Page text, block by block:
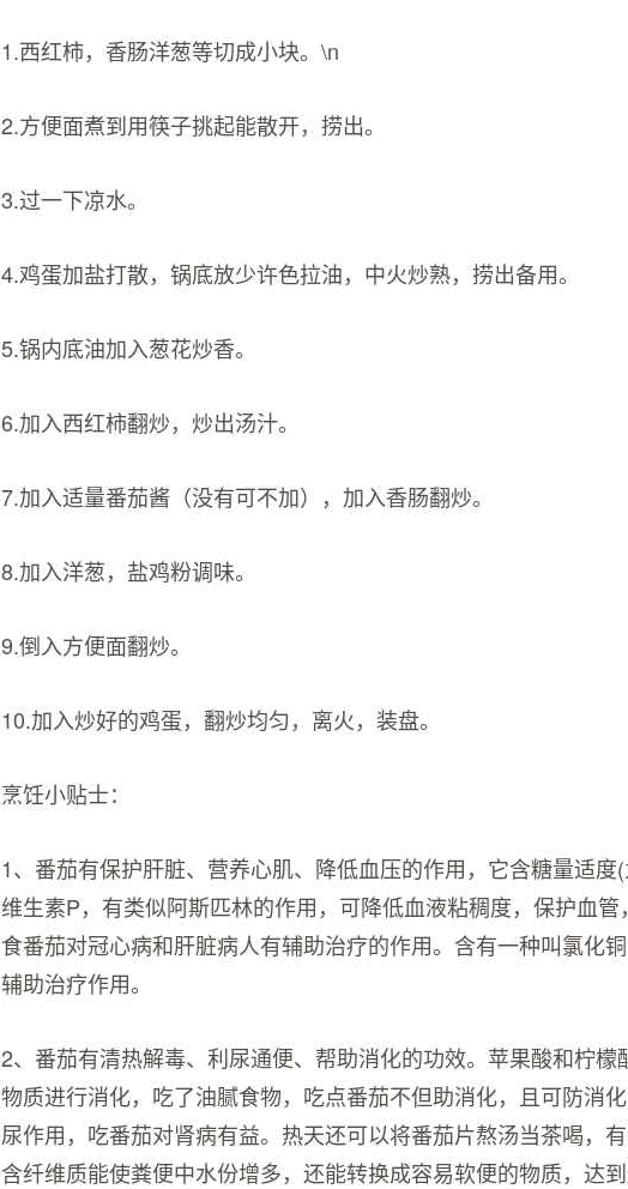
1.西红柿，香肠洋葱等切成小块。\n
2.方便面煮到用筷子挑起能散开，捞出。
3.过一下凉水。
4.鸡蛋加盐打散，锅底放少许色拉油，中火炒熟，捞出备用。
5.锅内底油加入葱花炒香。
6.加入西红柿翻炒，炒出汤汁。
7.加入适量番茄酱（没有可不加），加入香肠翻炒。
8.加入洋葱，盐鸡粉调味。
9.倒入方便面翻炒。
10.加入炒好的鸡蛋，翻炒均匀，离火，装盘。
烹饪小贴士：
1、番茄有保护肝脏、营养心肌、降低血压的作用，它含糖量适度(
维生素P，有类似阿斯匹林的作用，可降低血液粘稠度，保护血
食番茄对冠心病和肝脏病人有辅助治疗的作用。含有一种叫氯化
辅助治疗作用。
2、番茄有清热解毒、利尿通便、帮助消化的功效。苹果酸和柠檬
物质进行消化，吃了油腻食物，吃点番茄不但助消化，且可防消
尿作用，吃番茄对肾病有益。热天还可以将番茄片熬汤当茶喝，
含纤维质能使粪便中水份增多，还能转换成容易软便的物质，达到